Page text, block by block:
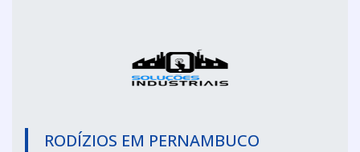
RODÍZIOS EM PERNAMBUCO